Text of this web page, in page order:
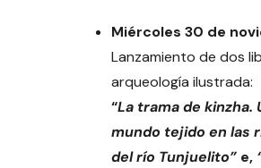
Miércoles 30 de
Lanzamiento de dos
arqueología ilustrada:
“La trama de kinzha.
mundo tejido en las
del río Tunjuelito” e,